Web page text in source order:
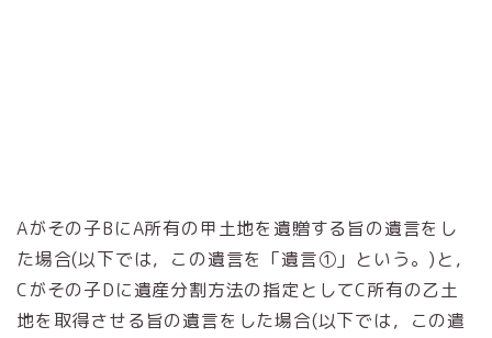
Aがその子BにA所有の甲土地を遺贈する旨の遺言をし
た場合(以下では，この遺言を「遺言①」という。)と，
Cがその子Dに遺産分割方法の指定としてC所有の乙土
地を取得させる旨の遺言をした場合(以下では，この遣